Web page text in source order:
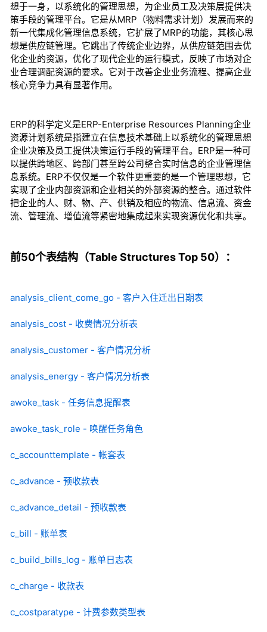
想于一身，以系统化的管理思想，为企业员工及决策层提供决
策手段的管理平台。它是从MRP（物料需求计划）发展而来的
新一代集成化管理信息系统，它扩展了MRP的功能，其核心思
想是供应链管理。它跳出了传统企业边界，从供应链范围去优
化企业的资源，优化了现代企业的运行模式，反映了市场对企
业合理调配资源的要求。它对于改善企业业务流程、提高企业
核心竞争力具有显著作用。
ERP的科学定义是ERP-Enterprise Resources Planning企业
资源计划系统是指建立在信息技术基础上以系统化的管理思想
企业决策及员工提供决策运行手段的管理平台。ERP是一种可
以提供跨地区、跨部门甚至跨公司整合实时信息的企业管理信
息系统。ERP不仅仅是一个软件更重要的是一个管理思想，它
实现了企业内部资源和企业相关的外部资源的整合。通过软件
把企业的人、财、物、产、供销及相应的物流、信息流、资金
流、管理流、增值流等紧密地集成起来实现资源优化和共享。
前50个表结构（Table Structures Top 50）：
analysis_client_come_go - 客户入住迁出日期表
analysis_cost - 收费情况分析表
analysis_customer - 客户情况分析
analysis_energy - 客户情况分析表
awoke_task - 任务信息提醒表
awoke_task_role - 唤醒任务角色
c_accounttemplate - 帐套表
c_advance - 预收款表
c_advance_detail - 预收款表
c_bill - 账单表
c_build_bills_log - 账单日志表
c_charge - 收款表
c_costparatype - 计费参数类型表